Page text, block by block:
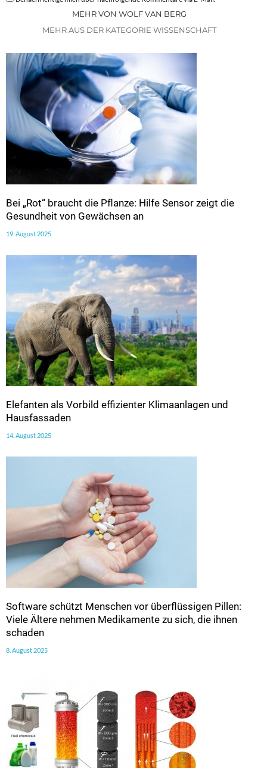
MEHR VON WOLF VAN BERG
MEHR AUS DER KATEGORIE WISSENSCHAFT
Bei „Rot“ braucht die Pflanze: Hilfe Sensor zeigt die
Gesundheit von Gewächsen an
19. August 2025
Elefanten als Vorbild effizienter Klimaanlagen und
Hausfassaden
14. August 2025
Software schützt Menschen vor überflüssigen Pillen:
Viele Ältere nehmen Medikamente zu sich, die ihnen
schaden
8. August 2025